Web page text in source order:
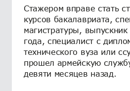
Стажером вправе стать
курсов бакалавриата,
магистратуры,
года, специалист с
технического вуза или
прошел армейскую
девяти месяцев назад.